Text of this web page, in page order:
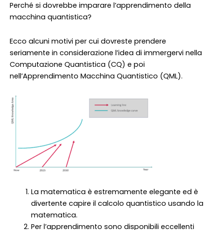
Perché si dovrebbe imparare l’apprendimento della
macchina quantistica?
Ecco alcuni motivi per cui dovreste prendere
seriamente in considerazione l’idea di immergervi nella
Computazione Quantistica (CQ) e poi
nell’Apprendimento Macchina Quantistico (QML).
La matematica è estremamente elegante ed è
divertente capire il calcolo quantistico usando la
matematica.
Per l’apprendimento sono disponibili eccellenti